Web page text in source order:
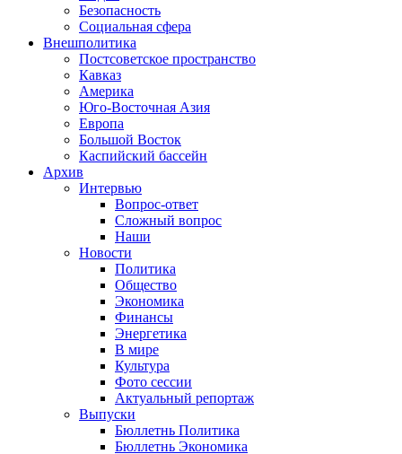
Безопасность
Социальная сфера
Внешполитика
Постсоветское пространство
Кавказ
Америка
Юго-Восточная Азия
Европа
Большой Восток
Каспийский бассейн
Архив
Интервью
Вопрос-ответ
Сложный вопрос
Наши
Новости
Политика
Общество
Экономика
Финансы
Энергетика
В мире
Культура
Фото сессии
Актуальный репортаж
Выпуски
Бюллетнь Политика
Бюллетнь Экономика